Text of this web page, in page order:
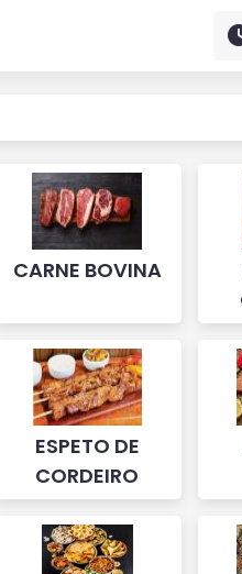
CARNE BOVINA
ESPETO DE
CORDEIRO